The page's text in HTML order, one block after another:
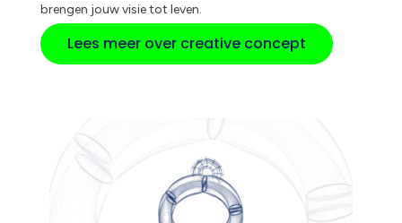
brengen jouw visie tot leven.
Lees meer over creative concept